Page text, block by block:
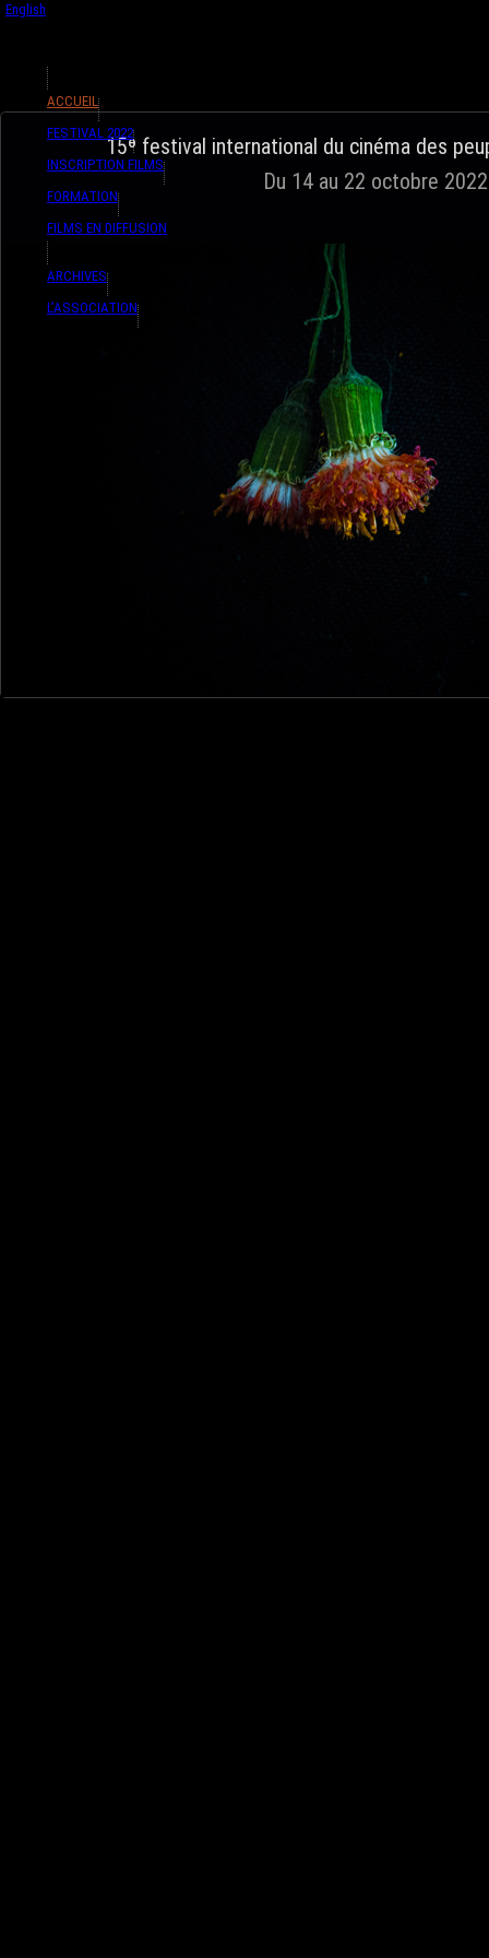
English
ACCUEIL
FESTIVAL 2022
INSCRIPTION FILMS
FORMATION
FILMS EN DIFFUSION
ARCHIVES
L’ASSOCIATION
15ᶱ festival international du cinéma des
Du 14 au 22 octobre